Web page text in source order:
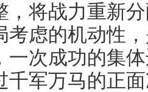
，将战力重新
考虑的机动性
一次成功的集
千军万马的正